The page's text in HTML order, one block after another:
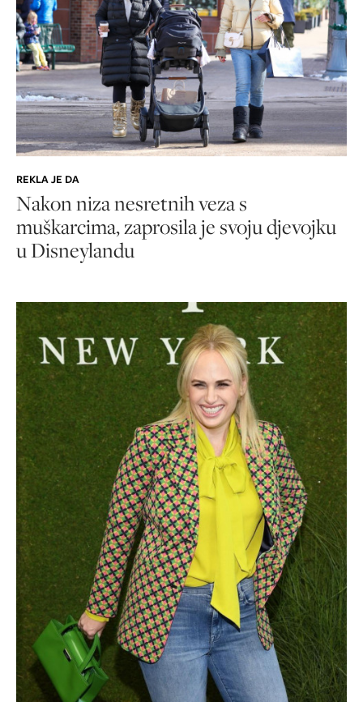
REKLA JE DA
Nakon niza nesretnih veza s
muškarcima, zaprosila je svoju djevojku
u Disneylandu